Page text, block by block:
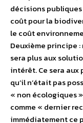
décisions
coût pour la
le coût
Deuxième principe
sera plus aux
intérêt. Ce sera
qu’il n’était pas
« non écologiques
comme « dernier
immédiatement ce